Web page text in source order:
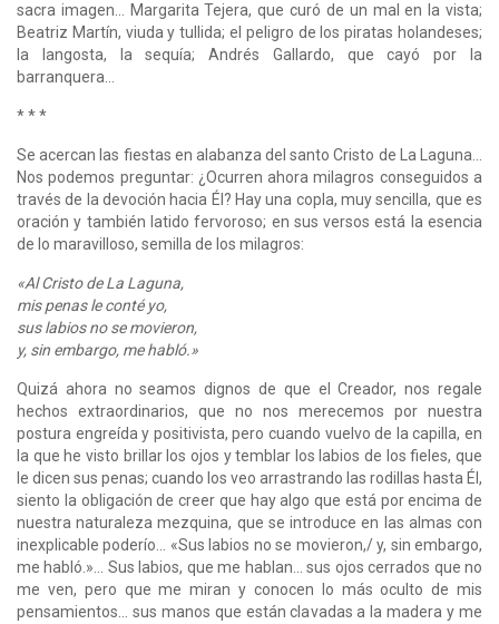
sacra imagen... Margarita Tejera, que curó de un mal en la vista;
Beatriz Martín, viuda y tullida; el peligro de los piratas holandeses;
la langosta, la sequía; Andrés Gallardo, que cayó por la
barranquera...
* * *
Se acercan las fiestas en alabanza del santo Cristo de La Laguna...
Nos podemos preguntar: ¿Ocurren ahora milagros conseguidos a
través de la devoción hacia Él? Hay una copla, muy sencilla, que es
oración y también latido fervoroso; en sus versos está la esencia
de lo maravilloso, semilla de los milagros:
«Al Cristo de La Laguna,
mis penas le conté yo,
sus labios no se movieron,
y, sin embargo, me habló.»
Quizá ahora no seamos dignos de que el Creador, nos regale
hechos extraordinarios, que no nos merecemos por nuestra
postura engreída y positivista, pero cuando vuelvo de la capilla, en
la que he visto brillar los ojos y temblar los labios de los fieles, que
le dicen sus penas; cuando los veo arrastrando las rodillas hasta Él,
siento la obligación de creer que hay algo que está por encima de
nuestra naturaleza mezquina, que se introduce en las almas con
inexplicable poderío... «Sus labios no se movieron,/ y, sin embargo,
me habló.»... Sus labios, que me hablan... sus ojos cerrados que no
me ven, pero que me miran y conocen lo más oculto de mis
pensamientos... sus manos que están clavadas a la madera y me